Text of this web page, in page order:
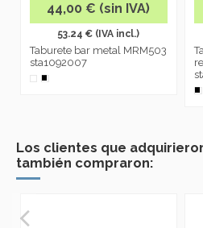
44,00 € (sin IVA)
53.24 € (IVA incl.)
Taburete bar metal MRM503
sta1092007
Los clientes que
también compraron: